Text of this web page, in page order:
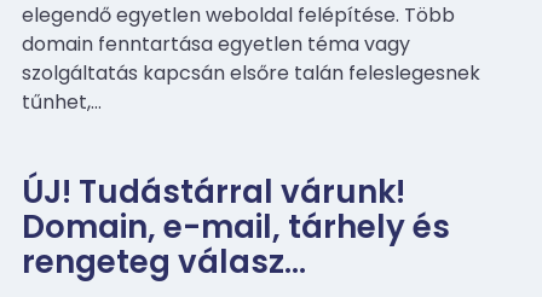
elegendő egyetlen weboldal felépítése. Több
domain fenntartása egyetlen téma vagy
szolgáltatás kapcsán elsőre talán feleslegesnek
tűnhet,…
ÚJ! Tudástárral várunk!
Domain, e-mail, tárhely és
rengeteg válasz…